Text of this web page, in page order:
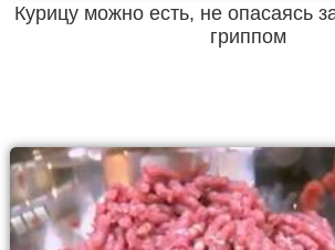
Курицу можно есть, не опасаясь
гриппом